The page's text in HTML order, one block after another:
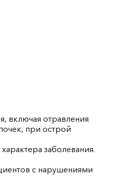
включая отравления
при острой
заболевания.
с нарушениями